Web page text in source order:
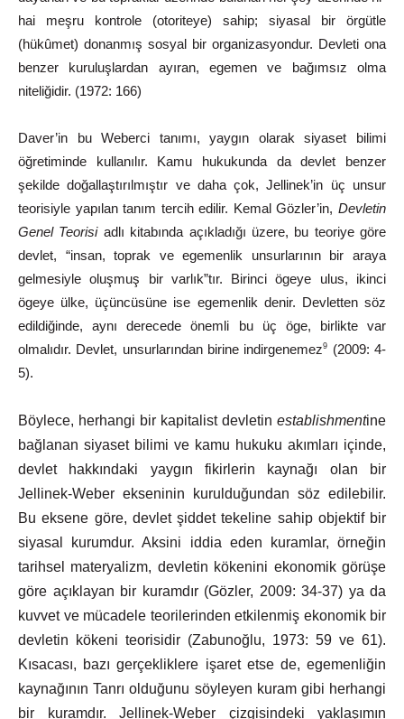
hai
meşru kontrole (otoriteye) sahip; siyasal bir
örgütle
(hükûmet) donanmış sosyal bir organizasyondur. Devleti ona
benzer
kuruluşlardan ayıran, egemen ve bağımsız
olma
niteliğidir. (1972: 166)
Daver’in bu Weberci tanımı, yaygın olarak siyaset bilimi
öğretiminde kullanılır. Kamu hukukunda da devlet benzer
şekilde doğallaştırılmıştır ve daha çok, Jellinek’in üç unsur
teorisiyle yapılan tanım tercih edilir. Kemal Gözler’in, Devletin
Genel Teorisi adlı kitabında açıkladığı üzere, bu teoriye göre
devlet, “insan, toprak ve egemenlik unsurlarının bir araya
gelmesiyle oluşmuş bir varlık”tır. Birinci ögeye ulus,
ikinci
ögeye ülke, üçüncüsüne ise egemenlik denir. Devletten söz
edildiğinde, aynı derecede önemli bu üç öge, birlikte var
olmalıdır. Devlet, unsurlarından birine indirgenemez9 (2009: 4-
5).
Böylece, herhangi bir kapitalist devletin establishmentine
bağlanan siyaset bilimi ve kamu hukuku akımları içinde,
devlet hakkındaki
yaygın fikirlerin kaynağı olan bir
Jellinek-Weber ekseninin kurulduğundan söz edilebilir.
Bu eksene göre, devlet şiddet tekeline sahip objektif bir
siyasal kurumdur. Aksini iddia eden kuramlar, örneğin
tarihsel materyalizm, devletin kökenini ekonomik görüşe
göre açıklayan bir kuramdır (Gözler, 2009: 34-37) ya da
kuvvet ve mücadele teorilerinden etkilenmiş ekonomik bir
devletin kökeni teorisidir (Zabunoğlu, 1973: 59 ve 61).
Kısacası, bazı gerçekliklere işaret etse de, egemenliğin
kaynağının Tanrı olduğunu söyleyen kuram gibi herhangi
bir kuramdır. Jellinek-Weber çizgisindeki yaklaşımın